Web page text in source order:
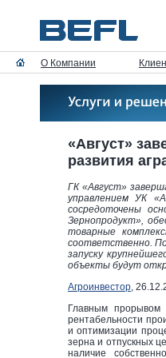
О Компании
«Август»
развития
ГК «Август»
управлением УК
сосредоточены
Зернопродукт»,
товарные
соответственно.
запуску
объекты будут
Агроинвестор,
Главным прорывом
рентабельности
и оптимизации
зерна и отпускных
наличие